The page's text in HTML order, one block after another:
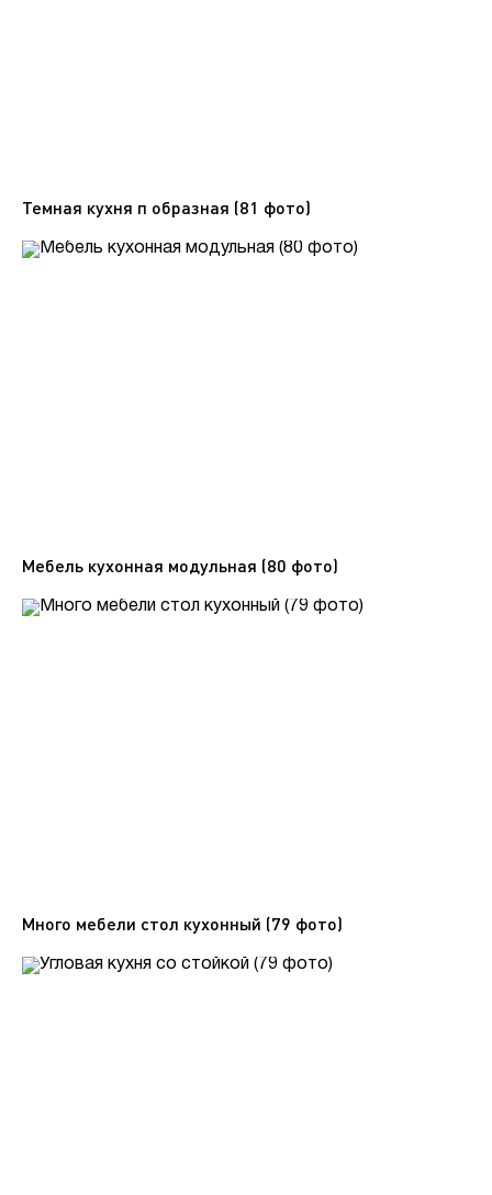
Темная кухня п образная (81 фото)
Мебель кухонная модульная (80 фото)
Много мебели стол кухонный (79 фото)